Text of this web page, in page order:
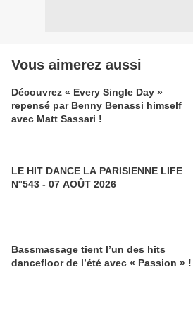
Vous aimerez aussi
Découvrez « Every Single Day »
repensé par Benny Benassi himself
avec Matt Sassari !
LE HIT DANCE LA PARISIENNE LIFE
N°543 - 07 AOÛT 2026
Bassmassage tient l’un des hits
dancefloor de l’été avec « Passion » !